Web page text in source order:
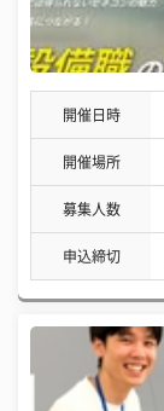
開催日時
開催場所
募集人数
申込締切